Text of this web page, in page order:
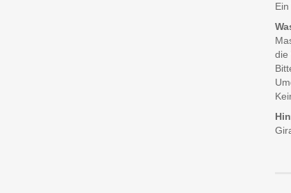
die